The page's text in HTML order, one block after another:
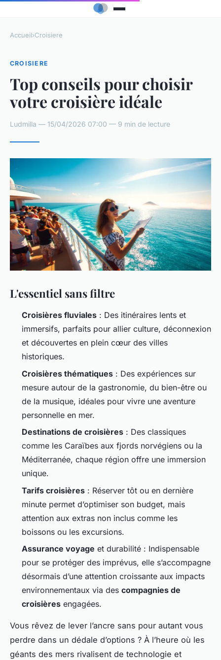
Accueil›Croisiere
CROISIERE
Top conseils pour choisir
votre croisière idéale
Ludmilla — 15/04/2026 07:00 — 9 min de lecture
L'essentiel sans filtre
Croisières fluviales : Des itinéraires lents et
immersifs, parfaits pour allier culture, déconnexion
et découvertes en plein cœur des villes
historiques.
Croisières thématiques : Des expériences sur
mesure autour de la gastronomie, du bien-être ou
de la musique, idéales pour vivre une aventure
personnelle en mer.
Destinations de croisières : Des classiques
comme les Caraïbes aux fjords norvégiens ou la
Méditerranée, chaque région offre une immersion
unique.
Tarifs croisières : Réserver tôt ou en dernière
minute permet d’optimiser son budget, mais
attention aux extras non inclus comme les
boissons ou les excursions.
Assurance voyage et durabilité : Indispensable
pour se protéger des imprévus, elle s’accompagne
désormais d’une attention croissante aux impacts
environnementaux via des compagnies de
croisières engagées.
Vous rêvez de lever l’ancre sans pour autant vous
perdre dans un dédale d’options ? À l’heure où les
géants des mers rivalisent de technologie et